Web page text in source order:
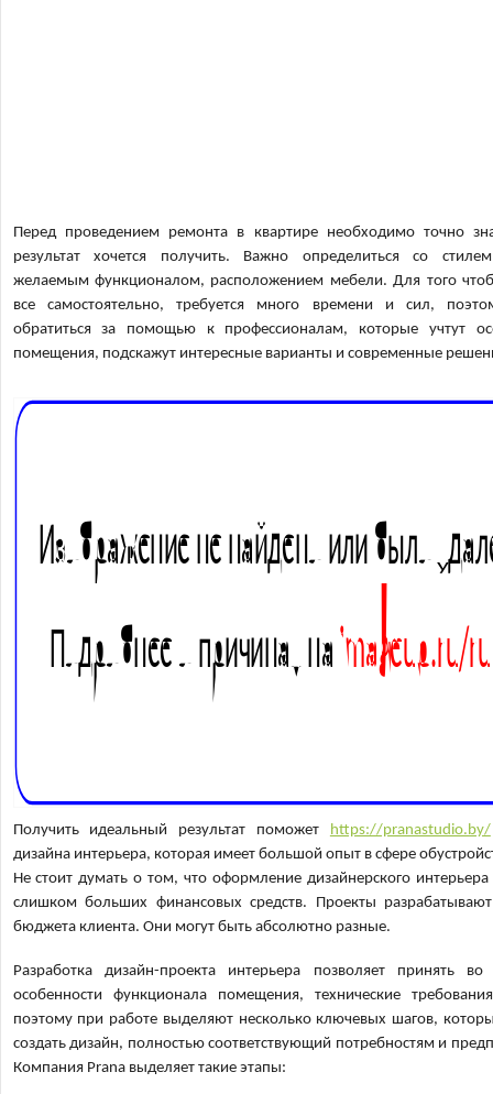
Перед проведением ремонта в квартире необходимо точно
результат хочется получить. Важно определиться со
желаемым функционалом, расположением мебели. Для того
все самостоятельно, требуется много времени и сил,
обратиться за помощью к профессионалам, которые учтут
помещения, подскажут интересные варианты и современные
Получить идеальный результат поможет https://pranastudio.by/
дизайна интерьера, которая имеет большой опыт в сфере
Не стоит думать о том, что оформление дизайнерского интерьера
слишком больших финансовых средств. Проекты
бюджета клиента. Они могут быть абсолютно разные.
Разработка дизайн-проекта интерьера позволяет принять
особенности функционала помещения, технические
поэтому при работе выделяют несколько ключевых шагов,
создать дизайн, полностью соответствующий потребностям и
Компания Prana выделяет такие этапы: